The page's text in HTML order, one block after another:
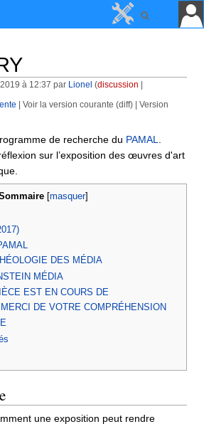
à 12:37 par Lionel (discussion
| Voir la version courante (diff) | Version
de recherche du PAMAL
sur l’exposition des œuvres d'art
[masquer]
DES MÉDIA
MÉDIA
EST EN COURS DE
DE VOTRE COMPRÉHENSION
une exposition peut rendre